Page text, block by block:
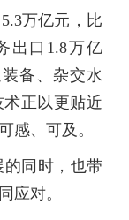
万亿元，比
出口1.8万亿
备、杂交水
正以更贴近
感、可及。
同时，也带
应对。